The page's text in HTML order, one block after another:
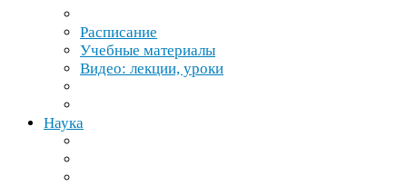
Расписание
Учебные материалы
Видео: лекции, уроки
Наука